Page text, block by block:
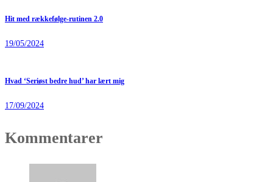
Hit med rækkefølge-rutinen 2.0
19/05/2024
Hvad ‘Seriøst bedre hud’ har lært mig
17/09/2024
Kommentarer